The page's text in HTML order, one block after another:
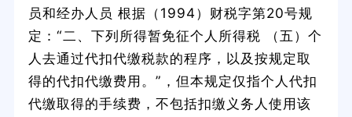
员和经办人员 根据（1994）财税字第20号规
定：“二、下列所得暂免征个人所得税 （五）个
人去通过代扣代缴税款的程序，以及按规定取
得的代扣代缴费用。”，但本规定仅指个人代扣
代缴取得的手续费，不包括扣缴义务人使用该